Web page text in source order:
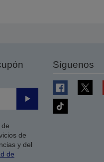
Enviar
de
y del
de
Síguenos